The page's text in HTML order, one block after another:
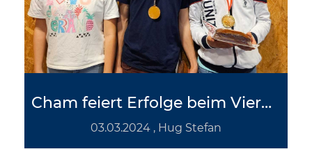
Cham feiert Erfolge beim Vierwaldstätter Grandprix
03.03.2024 , Hug Stefan